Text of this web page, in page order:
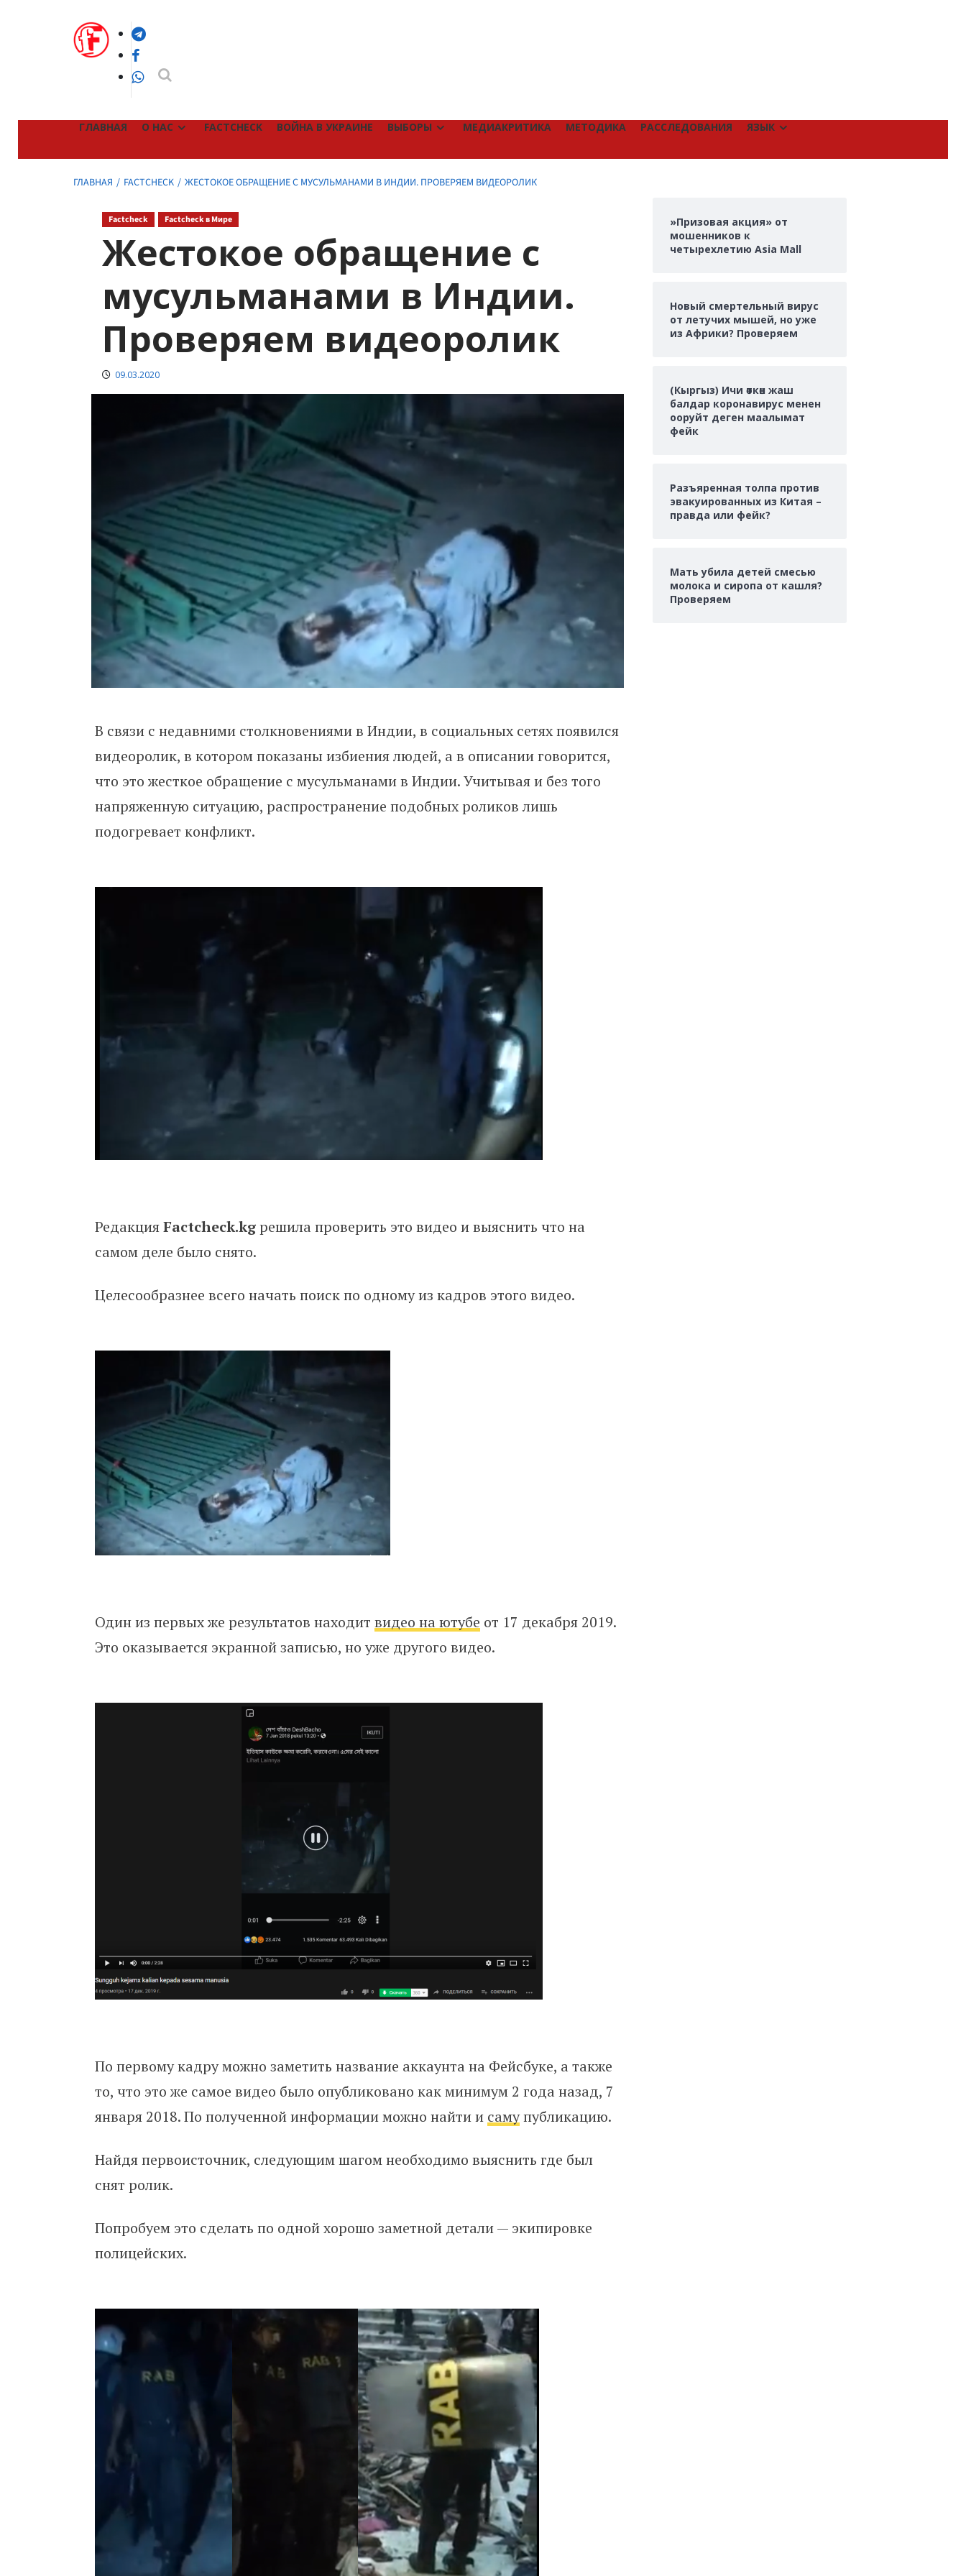
содержимому
Telegram
Facebook
WhatsApp
ГЛАВНАЯ О НАС FACTCHECK ВОЙНА В УКРАИНЕ ВЫБОРЫ МЕДИАКРИТИКА МЕТОДИКА РАССЛЕДОВАНИЯ ЯЗЫК
ГЛАВНАЯ FACTCHECK ЖЕСТОКОЕ ОБРАЩЕНИЕ С МУСУЛЬМАНАМИ В ИНДИИ. ПРОВЕРЯЕМ ВИДЕОРОЛИК
Factcheck Factcheck в Мире
Жестокое обращение с
мусульманами в Индии.
Проверяем видеоролик
09.03.2020
В связи с недавними столкновениями в Индии, в социальных сетях появился
видеоролик, в котором показаны избиения людей, а в описании говорится,
что это жесткое обращение с мусульманами в Индии. Учитывая и без того
напряженную ситуацию, распространение подобных роликов лишь
подогревает конфликт.
РедакцияFactcheck.kgрешила проверить это видео и выяснить что на
самом деле было снято.
Целесообразнее всего начать поиск по одному из кадров этого видео.
Один из первых же результатов находитвидео на ютубе от 17 декабря 2019.
Это оказывается экранной записью, но уже другого видео.
По первому кадру можно заметить название аккаунта на Фейсбуке, а также
то, что это же самое видео было опубликовано как минимум 2 года назад, 7
января 2018. По полученной информации можно найти и самупубликацию.
Найдя первоисточник, следующим шагом необходимо выяснить где был
снят ролик.
Попробуем это сделать по одной хорошо заметной детали — экипировке
полицейских.
»Призовая акция» от
мошенников к
четырехлетию Asia Mall
Новый смертельный вирус
от летучих мышей, но уже
из Африки? Проверяем
(Кыргыз) Ичи өткөн жаш
балдар коронавирус менен
ооруйт деген маалымат
фейк
Разъяренная толпа против
эвакуированных из Китая –
правда или фейк?
Мать убила детей смесью
молока и сиропа от кашля?
Проверяем